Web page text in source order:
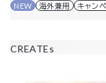
NEW 海外兼用 キャン
CREATEs